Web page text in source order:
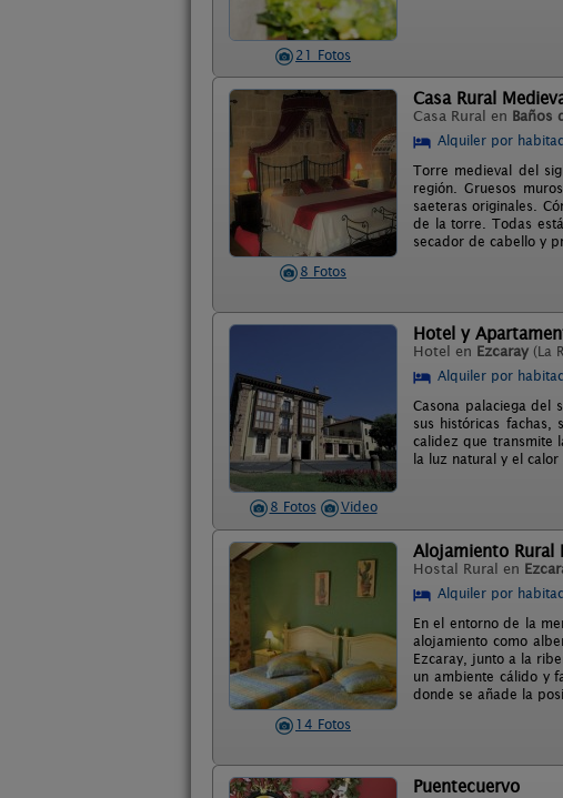
21 Fotos
8 Fotos
Casa Rural
Casa Rural en Baños
Alquiler por
Torre medieval del
región. Gruesos
saeteras originales.
de la torre. Todas
secador de cabello y
8 Fotos Video
Hotel y
Hotel en Ezcaray (La
Alquiler por
Casona palaciega del
sus históricas
calidez que transmite
la luz natural y el calor
14 Fotos
Alojamiento Rural
Hostal Rural en
Alquiler por
En el entorno de la
alojamiento como
Ezcaray, junto a la
un ambiente cálido y
donde se añade la
Puentecuervo